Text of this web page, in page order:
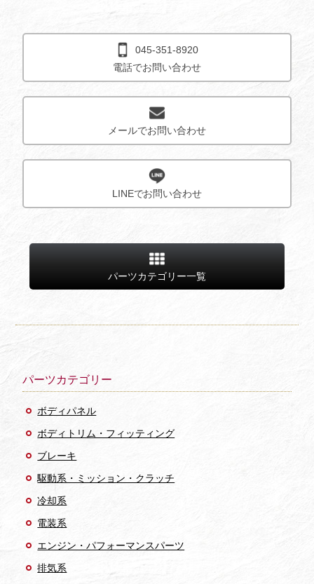
045-351-8920
電話でお問い合わせ
メールでお問い合わせ
LINEでお問い合わせ
パーツカテゴリー一覧
パーツカテゴリー
ボディパネル
ボディトリム・フィッティング
ブレーキ
駆動系・ミッション・クラッチ
冷却系
電装系
エンジン・パフォーマンスパーツ
排気系